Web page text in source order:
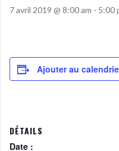
7 avril 2019 @ 8:00 am - 5:00
Ajouter au
DÉTAILS
Date :